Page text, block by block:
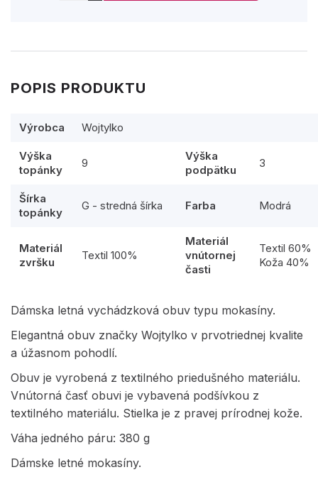
POPIS PRODUKTU
Výrobca Wojtylko
Výška
topánky
9
Výška
podpätku
3
Šírka
topánky
G - stredná šírka Farba Modrá
Materiál
zvršku
Textil 100%
Materiál
vnútornej
časti
Textil 60%
Koža 40%
Dámska letná vychádzková obuv typu mokasíny.
Elegantná obuv značky Wojtylko v prvotriednej kvalite
a úžasnom pohodlí.
Obuv je vyrobená z textilného priedušného materiálu.
Vnútorná časť obuvi je vybavená podšívkou z
textilného materiálu. Stielka je z pravej prírodnej kože.
Váha jedného páru: 380 g
Dámske letné mokasíny.